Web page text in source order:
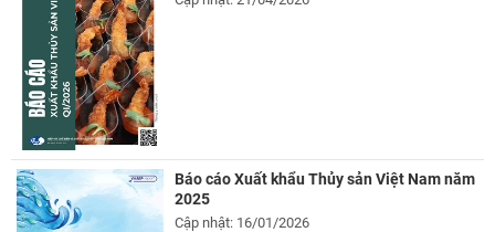
Báo cáo Xuất khẩu Thủy sản Việt Nam năm
2025
Cập nhật: 16/01/2026